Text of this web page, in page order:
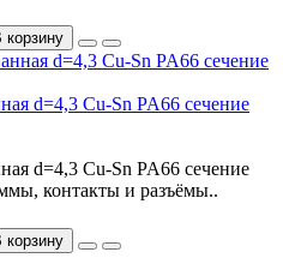
корзину
d=4,3 Cu-Sn PA66 сечение
d=4,3 Cu-Sn PA66 сечение
контакты и разъёмы..
корзину